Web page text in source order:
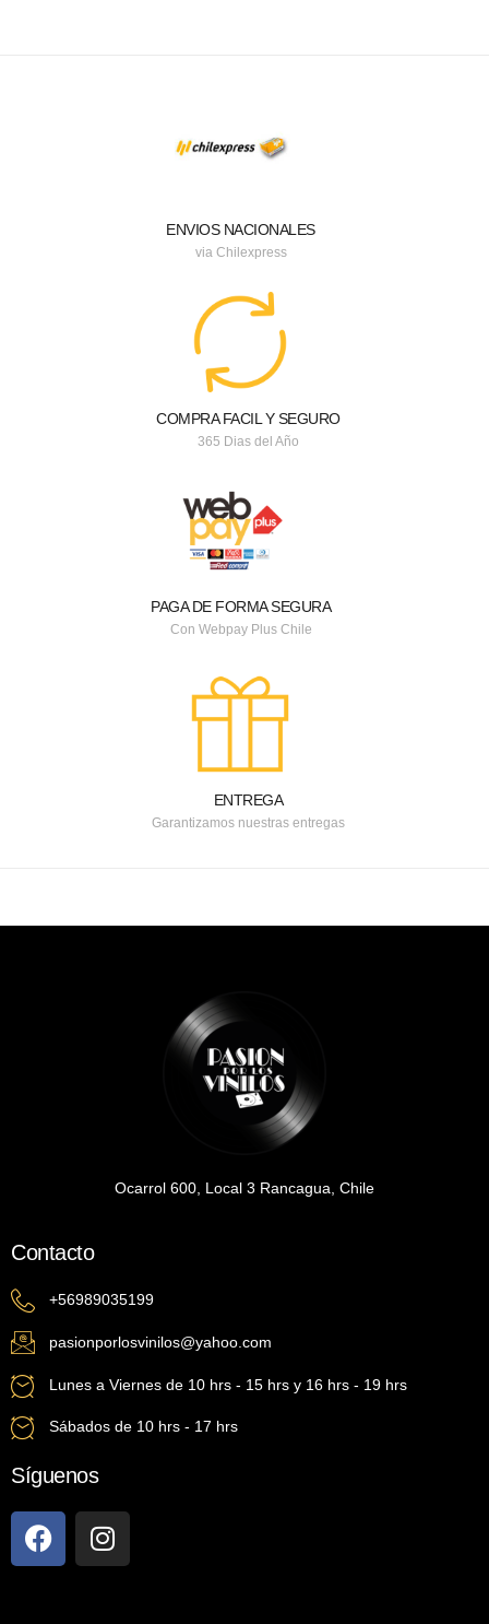
ENVIOS NACIONALES
via Chilexpress
COMPRA FACIL Y SEGURO
365 Dias del Año
PAGA DE FORMA SEGURA
Con Webpay Plus Chile
ENTREGA
Garantizamos nuestras entregas
Ocarrol 600, Local 3 Rancagua, Chile
Contacto
+56989035199
pasionporlosvinilos@yahoo.com
Lunes a Viernes de 10 hrs - 15 hrs y 16 hrs - 19 hrs
Sábados de 10 hrs - 17 hrs
Síguenos